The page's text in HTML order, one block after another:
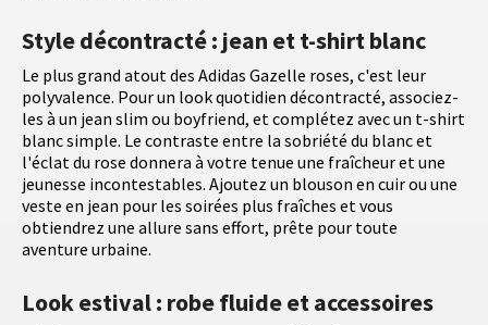
Style décontracté : jean et t-shirt blanc
Le plus grand atout des Adidas Gazelle roses, c'est leur
polyvalence. Pour un look quotidien décontracté, associez-
les à un jean slim ou boyfriend, et complétez avec un t-shirt
blanc simple. Le contraste entre la sobriété du blanc et
l'éclat du rose donnera à votre tenue une fraîcheur et une
jeunesse incontestables. Ajoutez un blouson en cuir ou une
veste en jean pour les soirées plus fraîches et vous
obtiendrez une allure sans effort, prête pour toute
aventure urbaine.
Look estival : robe fluide et accessoires